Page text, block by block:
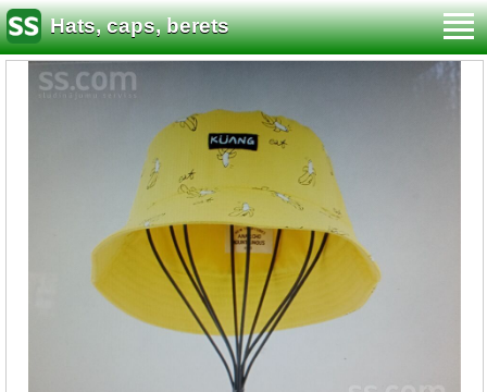
Hats, caps, berets